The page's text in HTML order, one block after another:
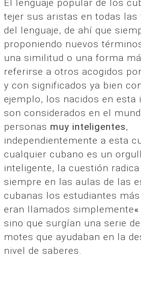
El lenguaje popular de los
tejer sus aristas en todas
del lenguaje, de ahí que
proponiendo nuevos
una similitud o una forma
referirse a otros acogidos
y con significados ya bien
ejemplo, los nacidos en esta
son considerados en el
personas muy inteligentes,
independientemente a esta
cualquier cubano es un
inteligente, la cuestión
siempre en las aulas de las
cubanas los estudiantes
eran llamados simplemente
sino que surgían una serie
motes que ayudaban en la
nivel de saberes.